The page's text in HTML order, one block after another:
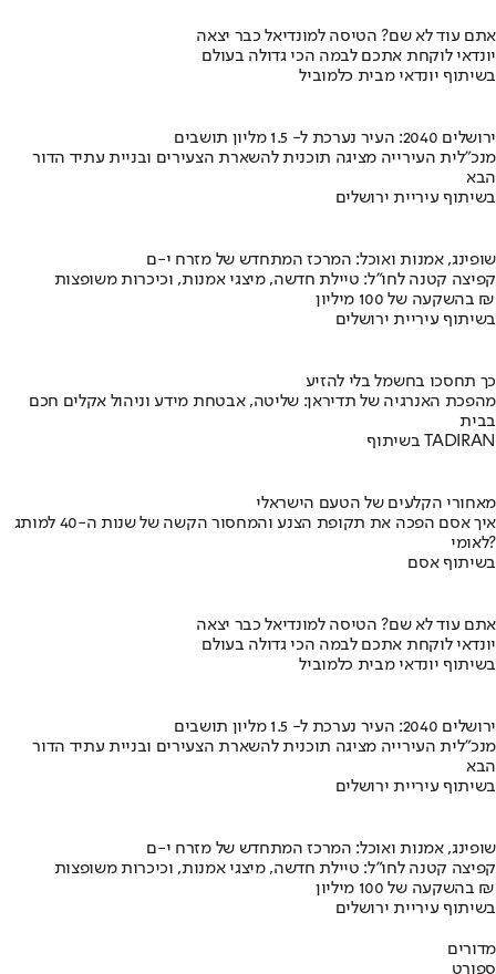
אתם עוד לא שם? הטיסה למונדיאל כבר יצאה
יונדאי לוקחת אתכם לבמה הכי גדולה בעולם
בשיתוף יונדאי מבית כלמוביל
ירושלים 2040: העיר נערכת ל- 1.5 מליון תושבים
מנכ"לית העירייה מציגה תוכנית להשארת הצעירים ובניית עתיד הדור
הבא
בשיתוף עיריית ירושלים
שופינג, אמנות ואוכל: המרכז המתחדש של מזרח י-ם
קפיצה קטנה לחו"ל: טיילת חדשה, מיצגי אמנות, וכיכרות משופצות
בהשקעה של 100 מיליון ₪
בשיתוף עיריית ירושלים
כך תחסכו בחשמל בלי להזיע
מהפכת האנרגיה של תדיראן: שליטה, אבטחת מידע וניהול אקלים חכם
בבית
בשיתוף TADIRAN
מאחורי הקלעים של הטעם הישראלי
איך אסם הפכה את תקופת הצנע והמחסור הקשה של שנות ה-40 למותג
לאומי?
בשיתוף אסם
אתם עוד לא שם? הטיסה למונדיאל כבר יצאה
יונדאי לוקחת אתכם לבמה הכי גדולה בעולם
בשיתוף יונדאי מבית כלמוביל
ירושלים 2040: העיר נערכת ל- 1.5 מליון תושבים
מנכ"לית העירייה מציגה תוכנית להשארת הצעירים ובניית עתיד הדור
הבא
בשיתוף עיריית ירושלים
שופינג, אמנות ואוכל: המרכז המתחדש של מזרח י-ם
קפיצה קטנה לחו"ל: טיילת חדשה, מיצגי אמנות, וכיכרות משופצות
בהשקעה של 100 מיליון ₪
בשיתוף עיריית ירושלים
מדורים
ספורט